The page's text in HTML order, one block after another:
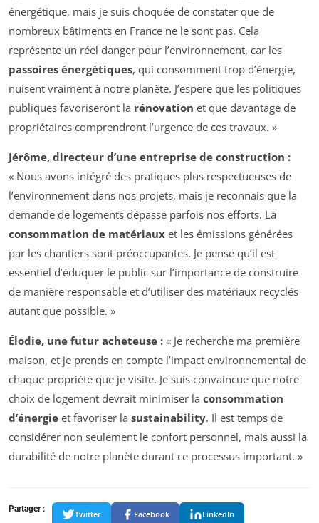
énergétique, mais je suis choquée de constater que de
nombreux bâtiments en France ne le sont pas. Cela
représente un réel danger pour l’environnement, car les
passoires énergétiques, qui consomment trop d’énergie,
nuisent vraiment à notre planète. J’espère que les politiques
publiques favoriseront la rénovation et que davantage de
propriétaires comprendront l’urgence de ces travaux. »
Jérôme, directeur d’une entreprise de construction :
« Nous avons intégré des pratiques plus respectueuses de
l’environnement dans nos projets, mais je reconnais que la
demande de logements dépasse parfois nos efforts. La
consommation de matériaux et les émissions générées
par les chantiers sont préoccupantes. Je pense qu’il est
essentiel d’éduquer le public sur l’importance de construire
de manière responsable et d’utiliser des matériaux recyclés
autant que possible. »
Élodie, une futur acheteuse : « Je recherche ma première
maison, et je prends en compte l’impact environnemental de
chaque propriété que je visite. Je suis convaincue que notre
choix de logement devrait minimiser la consommation
d’énergie et favoriser la sustainability. Il est temps de
considérer non seulement le confort personnel, mais aussi la
durabilité de notre planète durant ce processus important. »
Partager :
Twitter Facebook LinkedIn